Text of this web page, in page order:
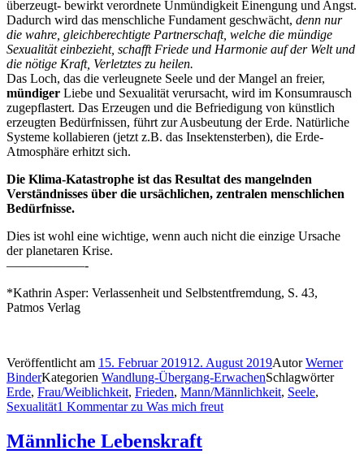
überzeugt- bewirkt verordnete Unmündigkeit Einengung und Angst.
Dadurch wird das menschliche Fundament geschwächt, denn nur
die wahre, gleichberechtigte Partnerschaft, welche die mündige
Sexualität einbezieht, schafft Friede und Harmonie auf der Welt und
die nötige Kraft, Verletztes zu heilen.
Das Loch, das die verleugnete Seele und der Mangel an freier,
mündiger Liebe und Sexualität verursacht, wird im Konsumrausch
zugepflastert. Das Erzeugen und die Befriedigung von künstlich
erzeugten Bedürfnissen, führt zur Ausbeutung der Erde. Natürliche
Systeme kollabieren (jetzt z.B. das Insektensterben), die Erde-
Atmosphäre erhitzt sich.
Die Klima-Katastrophe ist das Resultat des mangelnden
Verständnisses über die ursächlichen, zentralen menschlichen
Bedürfnisse.
Dies ist wohl eine wichtige, wenn auch nicht die einzige Ursache
der planetaren Krise.
——————-
*Kathrin Asper: Verlassenheit und Selbstentfremdung, S. 43,
Patmos Verlag
Veröffentlicht am 15. Februar 201912. August 2019AutorWerner
BinderKategorien Wandlung-Übergang-ErwachenSchlagwörter
Erde, Frau/Weiblichkeit, Frieden, Mann/Männlichkeit, Seele,
Sexualität1 Kommentarzu Was mich freut
Männliche Lebenskraft